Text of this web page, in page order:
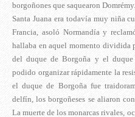
borgoñones que saquearon Domrémy.
Santa Juana era todavía muy niña
Francia, asoló Normandía y
hallaba en aquel momento dividida
del duque de Borgoña y el
podido organizar rápidamente la
el duque de Borgoña fue
delfín, los borgoñeses se aliaron
La muerte de los monarcas rivales,